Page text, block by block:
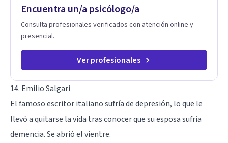
Encuentra un/a psicólogo/a
Consulta profesionales verificados con atención online y
presencial.
Ver profesionales
14. Emilio Salgari
El famoso escritor italiano sufría de depresión, lo que le
llevó a quitarse la vida tras conocer que su esposa sufría
demencia. Se abrió el vientre.